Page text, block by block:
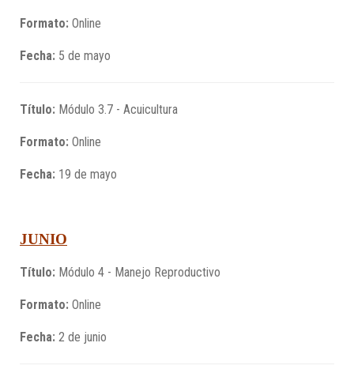
Formato: Online
Fecha: 5 de mayo
Título: Módulo 3.7 - Acuicultura
Formato: Online
Fecha: 19 de mayo
JUNIO
Título: Módulo 4 - Manejo Reproductivo
Formato: Online
Fecha: 2 de junio